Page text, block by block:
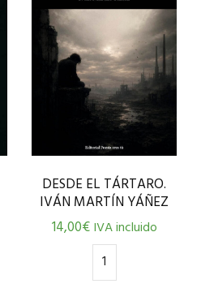
DESDE EL TÁRTARO.
IVÁN MARTÍN YÁÑEZ
14,00€ IVA incluido